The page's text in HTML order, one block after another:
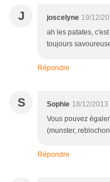
J joscelyne 19/12/
ah les patates,
toujours
Répondre
S Sophie 18/12/2013
Vous pouvez
(munster,
Répondre